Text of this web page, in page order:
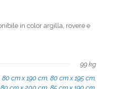
in color argilla, rovere e
99 kg
80 cm x 190 cm 80 cm x 195 cm
80 cm x 200 cm 85 cm x 190 cm